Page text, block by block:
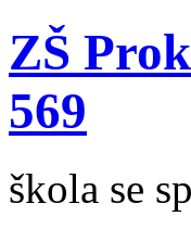
ZŠ
569
škola se